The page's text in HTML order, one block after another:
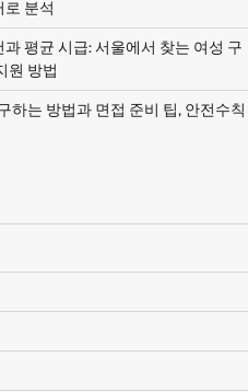
분석
평균 시급: 서울에서 찾는 여성 구
원 방법
하는 방법과 면접 준비 팁, 안전수칙